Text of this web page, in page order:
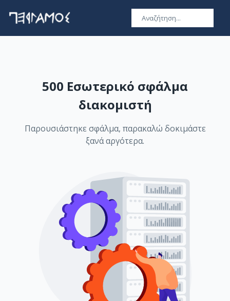
500 Εσωτερικό σφάλμα
διακομιστή
Παρουσιάστηκε σφάλμα, παρακαλώ δοκιμάστε
ξανά αργότερα.